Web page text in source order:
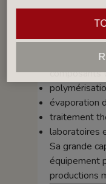
séchage de
crue,
séchage de
composants
évaporation
traitement
laboratoires
Sa grande
équipement
productions